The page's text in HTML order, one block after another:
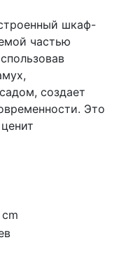
шкаф-
частью
создает
Это